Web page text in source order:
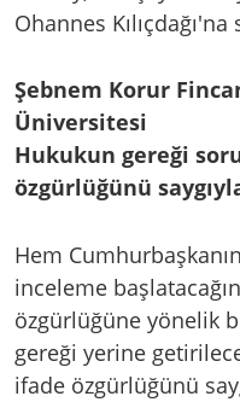
Ohannes
Şebnem Korur
Üniversitesi
Hukukun gereği
özgürlüğünü
Hem
inceleme
özgürlüğüne yönelik
gereği yerine
ifade özgürlüğünü